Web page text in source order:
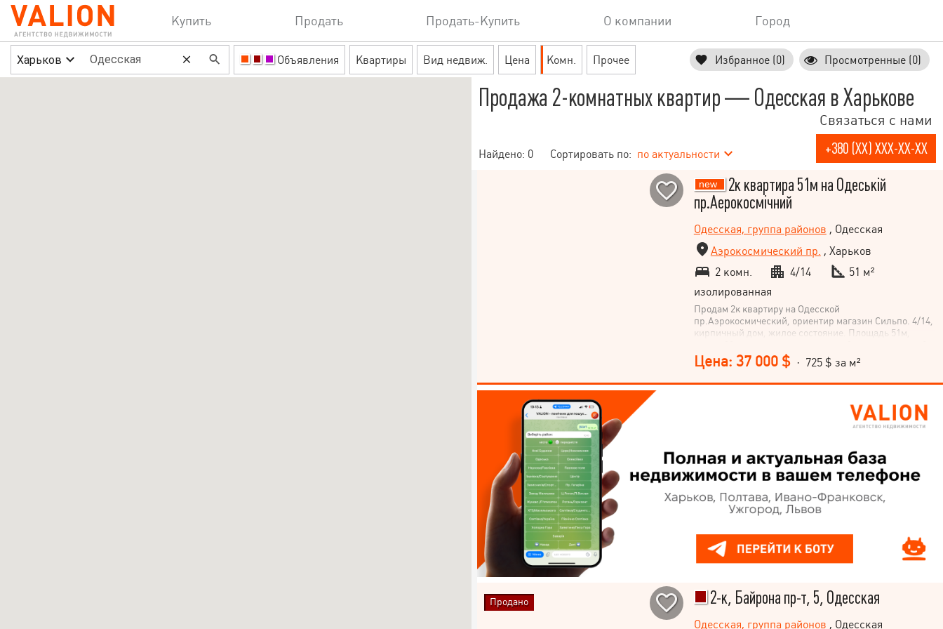
Купить Продать Продать-Купить О компании Город
Харьков Объявления Квартиры Вид недвиж. Цена Комн. Прочее Избранное (0) Просмотренные (0)
Продажа 2-комнатных квартир — Одесская в Харькове
Найдено: 0 Сортировать по: по актуальности
Связаться с нами
+380 (XX) XXX-XX-XX
2к квартира 51м на Одеській
пр.Аерокосмічний
Одесская, группа районов , Одесская
Аэрокосмический пр. , Харьков
2 комн.
4/14
51 м²
изолированная
Продам 2к квартиру на Одесской
пр.Аэрокосмический, ориентир магазин Сильпо. 4/14,
кирпичный дом, жилое состояние. Площадь 51м,
метров. Жилое состояние. Очень хорошая
транспортная развязка, рынок, магазины рядом.
Цена: 37 000 $· 725 $ за м²
2-к, Байрона пр-т, 5, Одесская
Одесская, группа районов , Одесская
Продано